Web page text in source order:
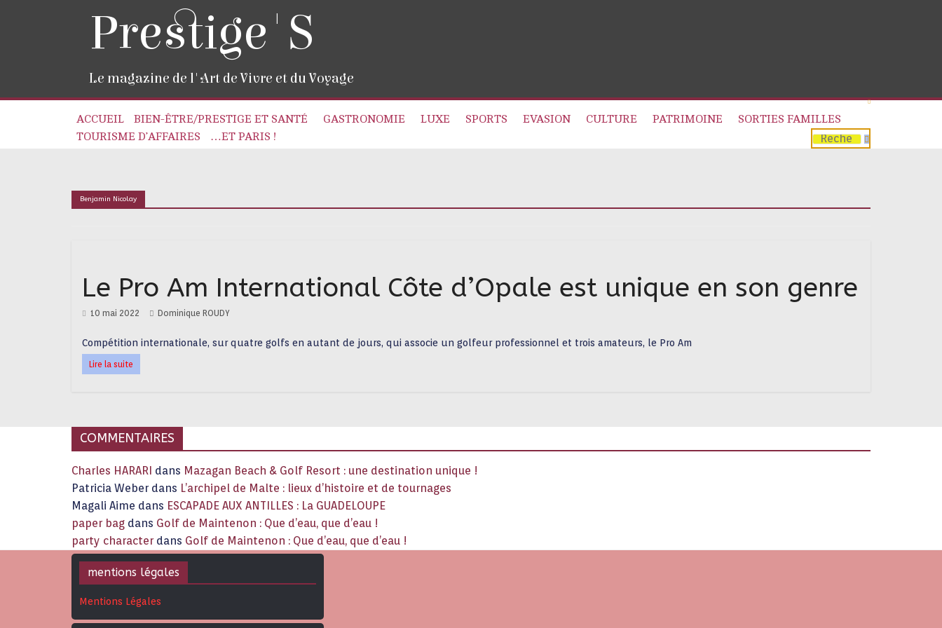
Prestige'S
Le magazine de l'Art de Vivre et du Voyage
ACCUEIL BIEN-ÊTRE/PRESTIGE ET SANTÉ GASTRONOMIE LUXE SPORTS EVASION CULTURE PATRIMOINE
SORTIES FAMILLES
TOURISME D’AFFAIRES
…ET PARIS !
Benjamin Nicolay
Le Pro Am International Côte d’Opale est unique en son genre
10 mai 2022 Dominique ROUDY
Compétition internationale, sur quatre golfs en autant de jours, qui associe un golfeur professionnel et trois amateurs, le Pro Am
Lire la suite
COMMENTAIRES
Charles HARARI dans Mazagan Beach & Golf Resort : une destination unique !
Patricia Weber dans L’archipel de Malte : lieux d’histoire et de tournages
Magali Aime dans ESCAPADE AUX ANTILLES : La GUADELOUPE
paper bag dans Golf de Maintenon : Que d’eau, que d’eau !
party character dans Golf de Maintenon : Que d’eau, que d’eau !
mentions légales
Mentions Légales